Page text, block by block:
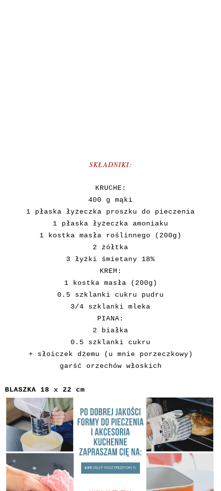
SKŁADNIKI:
KRUCHE:
400 g mąki
1 płaska łyżeczka proszku do pieczenia
1 płaska łyżeczka amoniaku
1 kostka masła roślinnego (200g)
2 żółtka
3 łyżki śmietany 18%
KREM:
1 kostka masła (200g)
0.5 szklanki cukru pudru
3/4 szklanki mleka
PIANA:
2 białka
0.5 szklanki cukru
+ słoiczek dżemu (u mnie porzeczkowy)
garść orzechów włoskich
BLASZKA 18 x 22 cm